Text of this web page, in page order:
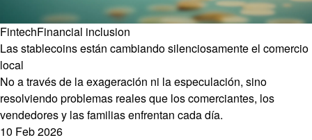
FintechFinancial inclusion
Las stablecoins están cambiando silenciosamente el comercio
local
No a través de la exageración ni la especulación, sino
resolviendo problemas reales que los comerciantes, los
vendedores y las familias enfrentan cada día.
10 Feb 2026